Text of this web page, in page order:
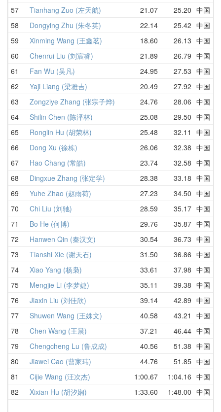
57 Tianhang Zuo (左天航) 21.07 25.20 中国
58 Dongying Zhu (朱冬英) 22.14 25.42 中国
59 Xinming Wang (王鑫茗) 18.60 26.13 中国
60 Chenrui Liu (刘宸睿) 21.89 26.79 中国
61 Fan Wu (吴凡) 24.95 27.53 中国
62 Yaji Liang (梁雅吉) 20.49 27.92 中国
63 Zongziye Zhang (张宗子烨) 24.76 28.06 中国
64 Shilin Chen (陈泽林) 25.08 29.50 中国
65 Ronglin Hu (胡荣林) 25.48 32.11 中国
66 Dong Xu (徐栋) 26.06 32.38 中国
67 Hao Chang (常皓) 23.74 32.58 中国
68 Dingxue Zhang (张定学) 28.38 33.18 中国
69 Yuhe Zhao (赵雨荷) 27.23 34.50 中国
70 Chi Liu (刘驰) 28.59 35.17 中国
71 Bo He (何博) 29.76 35.87 中国
72 Hanwen Qin (秦汉文) 30.54 36.73 中国
73 Tianshi Xie (谢天石) 31.50 36.86 中国
74 Xiao Yang (杨枭) 33.61 37.98 中国
75 Mengjie Li (李梦婕) 35.11 39.38 中国
76 Jiaxin Liu (刘佳欣) 39.14 42.89 中国
77 Shuwen Wang (王姝文) 40.58 43.21 中国
78 Chen Wang (王晨) 37.21 46.44 中国
79 Chengcheng Lu (鲁成成) 40.56 51.38 中国
80 Jiawei Cao (曹家玮) 44.76 51.85 中国
81 Cijie Wang (汪次杰) 1:00.67 1:04.16 中国
82 Xixian Hu (胡汐娴) 1:33.60 1:48.00 中国